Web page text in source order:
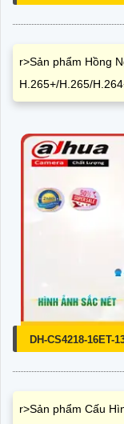
r>Sản phẩm Hồng
H.265+/H.265/
DH-CS4218-16ET-
r>Sản phẩm Cấu